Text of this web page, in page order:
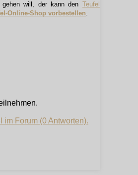
will, der kann den Teufel
Online-Shop vorbestellen.
im Forum (0 Antworten).